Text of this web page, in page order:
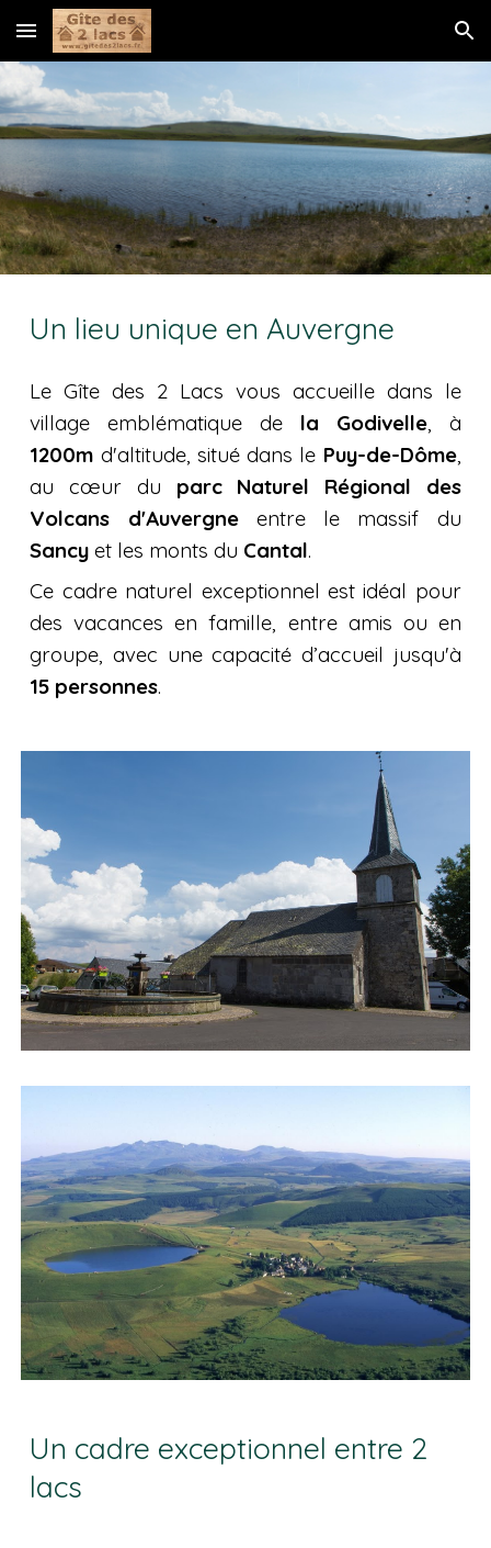
Skip to main content Skip to navigation
Un lieu unique en Auvergne
Le Gîte des 2 Lacs vous accueille dans le
village emblématique de
la Godivelle, à
1200m d'altitude, situé dans le Puy-de-Dôme,
au cœur du parc Naturel Régional des
Volcans d'Auvergne
entre le massif du
Sancyet les montsdu Cantal.
Ce cadre naturel exceptionnel est idéal pour
des vacances en famille, entre amis ou en
groupe, avec une capacité d’accueil jusqu'à
15 personnes.
Un cadre exceptionnel entre 2
lacs